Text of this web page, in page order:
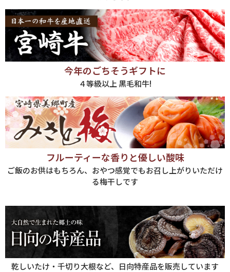
今年のごちそうギフトに
４等級以上 黒毛和牛!
フルーティーな香りと優しい酸味
ご飯のお供はもちろん、おやつ感覚でもお召し上がりいただけ
る梅干しです
乾しいたけ・千切り大根など、日向特産品を販売しています